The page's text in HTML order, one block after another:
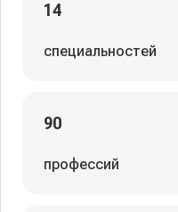
14
специальностей
90
профессий